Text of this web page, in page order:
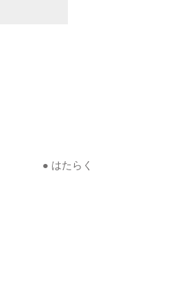
● はたらく